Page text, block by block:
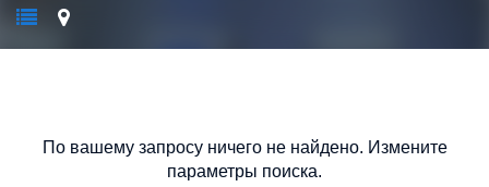
По вашему запросу ничего не найдено. Измените
параметры поиска.